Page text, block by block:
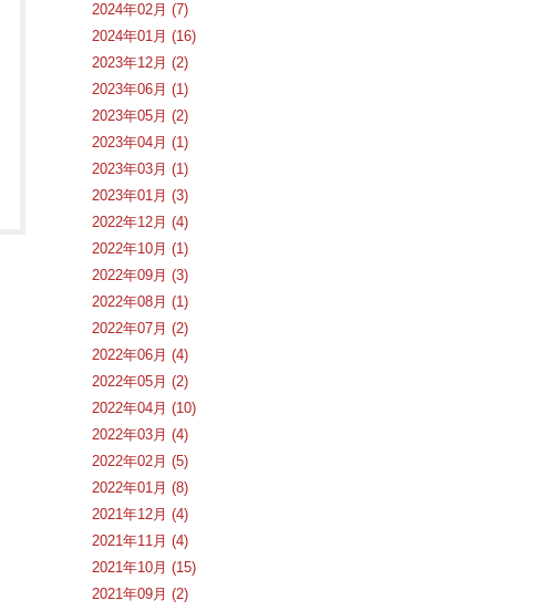
2024年02月 (7)
2024年01月 (16)
2023年12月 (2)
2023年06月 (1)
2023年05月 (2)
2023年04月 (1)
2023年03月 (1)
2023年01月 (3)
2022年12月 (4)
2022年10月 (1)
2022年09月 (3)
2022年08月 (1)
2022年07月 (2)
2022年06月 (4)
2022年05月 (2)
2022年04月 (10)
2022年03月 (4)
2022年02月 (5)
2022年01月 (8)
2021年12月 (4)
2021年11月 (4)
2021年10月 (15)
2021年09月 (2)